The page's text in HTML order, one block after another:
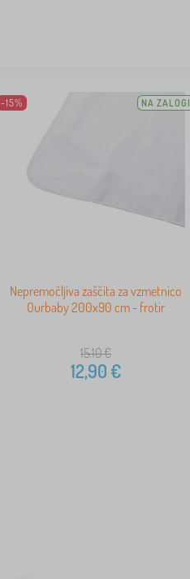
-15% NA ZALOGI
Nepremočljiva zaščita za vzmetnico
Ourbaby 200x90 cm - frotir
15,10€
12,90€